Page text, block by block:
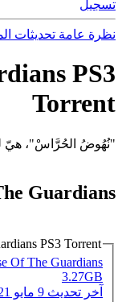
تسجيل
نظرة عامة تحديثات
PS3
Torrent
"نُهُوضُ الحُرَّاسْ"، هيّ
Guardians
PS3 Torrent
Of The Guardians
3.27GB
آخر تحديث 9 مايو 2021